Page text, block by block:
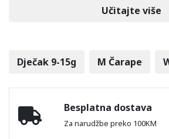
Učitajte više
Dječak 9-15g M Čarape
Besplatna dostava
Za narudžbe preko 100KM